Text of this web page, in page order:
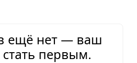
ещё нет — ваш
первым.